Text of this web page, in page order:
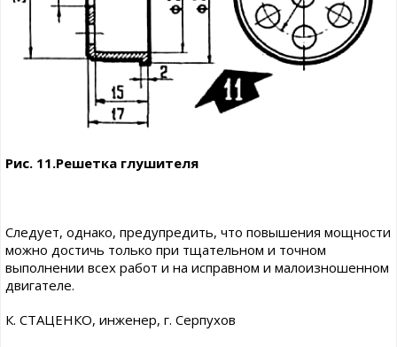
Рис. 11.Решетка глушителя
Следует, однако, предупредить, что повышения мощности
можно достичь только при тщательном и точном
выполнении всех работ и на исправном и малоизношенном
двигателе.
К. СТАЦЕНКО, инженер, г. Серпухов